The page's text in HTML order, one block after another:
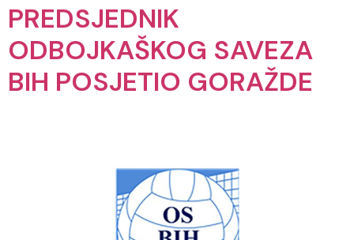
PREDSJEDNIK
ODBOJKAŠKOG SAVEZA
BIH POSJETIO GORAŽDE